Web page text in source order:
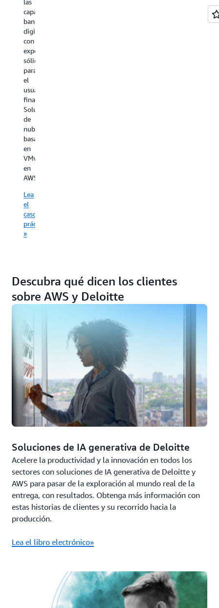
las
capacidades
bancarias
digitales
con
experiencias
sólidas
para
el
usuario
final?
Soluciones
de
nube
basadas
en
VMware
en
AWS.
Lea
el
caso
práctico
»
Descubra qué dicen los clientes
sobre AWS y Deloitte
Soluciones de IA generativa de Deloitte
Acelere la productividad y la innovación en todos los
sectores con soluciones de IA generativa de Deloitte y
AWS para pasar de la exploración al mundo real de la
entrega, con resultados. Obtenga más información con
estas historias de clientes y su recorrido hacia la
producción.
Lea el libro electrónico»